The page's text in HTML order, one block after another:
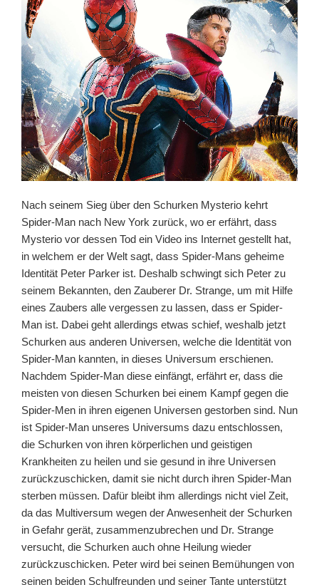
Nach seinem Sieg über den Schurken Mysterio kehrt
Spider-Man nach New York zurück, wo er erfährt, dass
Mysterio vor dessen Tod ein Video ins Internet gestellt hat,
in welchem er der Welt sagt, dass Spider-Mans geheime
Identität Peter Parker ist. Deshalb schwingt sich Peter zu
seinem Bekannten, den Zauberer Dr. Strange, um mit Hilfe
eines Zaubers alle vergessen zu lassen, dass er Spider-
Man ist. Dabei geht allerdings etwas schief, weshalb jetzt
Schurken aus anderen Universen, welche die Identität von
Spider-Man kannten, in dieses Universum erschienen.
Nachdem Spider-Man diese einfängt, erfährt er, dass die
meisten von diesen Schurken bei einem Kampf gegen die
Spider-Men in ihren eigenen Universen gestorben sind. Nun
ist Spider-Man unseres Universums dazu entschlossen,
die Schurken von ihren körperlichen und geistigen
Krankheiten zu heilen und sie gesund in ihre Universen
zurückzuschicken, damit sie nicht durch ihren Spider-Man
sterben müssen. Dafür bleibt ihm allerdings nicht viel Zeit,
da das Multiversum wegen der Anwesenheit der Schurken
in Gefahr gerät, zusammenzubrechen und Dr. Strange
versucht, die Schurken auch ohne Heilung wieder
zurückzuschicken. Peter wird bei seinen Bemühungen von
seinen beiden Schulfreunden und seiner Tante unterstützt